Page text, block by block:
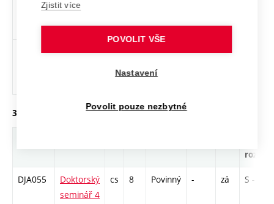
doktorské
studium
DJA054
Doktorský
cs 8 Povinný - zá
3. ročník, zimní semestr
rozsah
DJA055
Doktorský
seminář 4
cs 8 Povinný - zá S - 78
Zjistit více
POVOLIT VŠE
Nastavení
Povolit pouze nezbytné